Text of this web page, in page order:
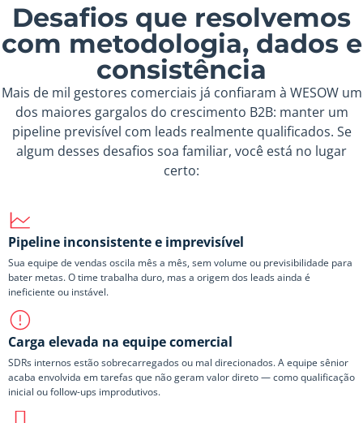
Desafios que resolvemos
com metodologia, dados e
consistência
Mais de mil gestores comerciais já confiaram à WESOW um
dos maiores gargalos do crescimento B2B: manter um
pipeline previsível com leads realmente qualificados. Se
algum desses desafios soa familiar, você está no lugar
certo:
Pipeline inconsistente e imprevisível
Sua equipe de vendas oscila mês a mês, sem volume ou previsibilidade para
bater metas. O time trabalha duro, mas a origem dos leads ainda é
ineficiente ou instável.
Carga elevada na equipe comercial
SDRs internos estão sobrecarregados ou mal direcionados. A equipe sênior
acaba envolvida em tarefas que não geram valor direto — como qualificação
inicial ou follow-ups improdutivos.